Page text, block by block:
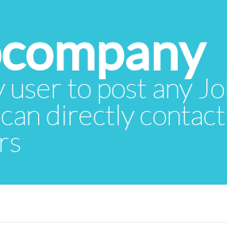
user to post any
directly